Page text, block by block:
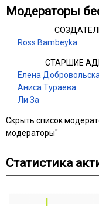
Модераторы
Ross Bambeyka
СТАРШИЕ
Елена
Аниса Тураева
Ли За
Скрыть список
модераторы"
Статистика